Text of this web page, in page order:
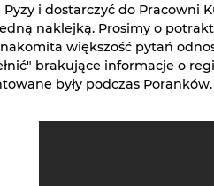
i dostarczyć do Pracowni
naklejką. Prosimy o
większość pytań
brakujące informacje o
były podczas Poranków.